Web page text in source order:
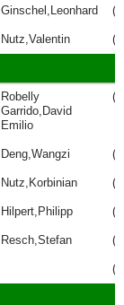
Ginschel,Leonhard ()
Nutz,Valentin ()
Robelly
Garrido,David
Emilio
Deng,Wangzi
Nutz,Korbinian
Hilpert,Philipp
Resch,Stefan
()